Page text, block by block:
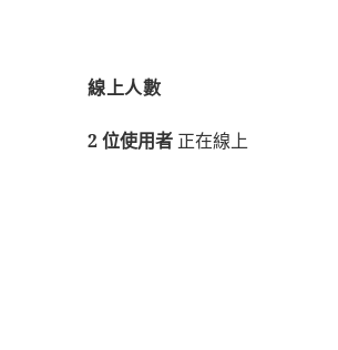
線上人數
2 位使用者 正在線上